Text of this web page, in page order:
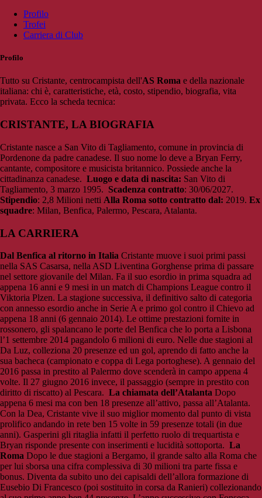
Profilo
Trofei
Carriera di Club
Profilo
Tutto su Cristante, centrocampista dell'AS Roma e della nazionale
italiana: chi è, caratteristiche, età, costo, stipendio, biografia, vita
privata. Ecco la scheda tecnica:
CRISTANTE, LA BIOGRAFIA
Cristante nasce a San Vito di Tagliamento, comune in provincia di
Pordenone da padre canadese. Il suo nome lo deve a Bryan Ferry,
cantante, compositore e musicista britannico. Possiede anche la
cittadinanza canadese. Luogo e data di nascita: San Vito di
Tagliamento, 3 marzo 1995. Scadenza contratto: 30/06/2027.
Stipendio: 2,8 Milioni netti Alla Roma sotto contratto dal: 2019. Ex
squadre: Milan, Benfica, Palermo, Pescara, Atalanta.
LA CARRIERA
Dal Benfica al ritorno in Italia Cristante muove i suoi primi passi
nella SAS Casarsa, nella ASD Liventina Gorghense prima di passare
nel settore giovanile del Milan. Fa il suo esordio in prima squadra ad
appena 16 anni e 9 mesi in un match di Champions League contro il
Viktoria Plzen. La stagione successiva, il definitivo salto di categoria
con annesso esordio anche in Serie A e primo gol contro il Chievo ad
appena 18 anni (6 gennaio 2014). Le ottime prestazioni fornite in
rossonero, gli spalancano le porte del Benfica che lo porta a Lisbona
l’1 settembre 2014 pagandolo 6 milioni di euro. Nelle due stagioni al
Da Luz, colleziona 20 presenze ed un gol, aprendo di fatto anche la
sua bacheca (campionato e coppa di Lega portoghese). A gennaio del
2016 passa in prestito al Palermo dove scenderà in campo appena 4
volte. Il 27 giugno 2016 invece, il passaggio (sempre in prestito con
diritto di riscatto) al Pescara. La chiamata dell’Atalanta Dopo
appena 6 mesi ma con ben 18 presenze all’attivo, passa all’Atalanta.
Con la Dea, Cristante vive il suo miglior momento dal punto di vista
prolifico andando in rete ben 15 volte in 59 presenze totali (in due
anni). Gasperini gli ritaglia infatti il perfetto ruolo di trequartista e
Bryan risponde presente con inserimenti e lucidità sottoporta. La
Roma Dopo le due stagioni a Bergamo, il grande salto alla Roma che
per lui sborsa una cifra complessiva di 30 milioni tra parte fissa e
bonus. Diventa da subito uno dei capisaldi dell’allora formazione di
Eusebio Di Francesco (poi sostituito in corsa da Ranieri) collezionando